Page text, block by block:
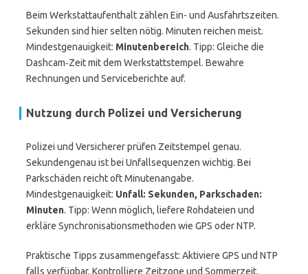
Beim Werkstattaufenthalt zählen Ein- und Ausfahrtszeiten.
Sekunden sind hier selten nötig. Minuten reichen meist.
Mindestgenauigkeit: Minutenbereich. Tipp: Gleiche die
Dashcam‑Zeit mit dem Werkstattstempel. Bewahre
Rechnungen und Serviceberichte auf.
Nutzung durch Polizei und Versicherung
Polizei und Versicherer prüfen Zeitstempel genau.
Sekundengenau ist bei Unfallsequenzen wichtig. Bei
Parkschäden reicht oft Minutenangabe.
Mindestgenauigkeit: Unfall: Sekunden, Parkschaden:
Minuten. Tipp: Wenn möglich, liefere Rohdateien und
erkläre Synchronisationsmethoden wie GPS oder NTP.
Praktische Tipps zusammengefasst: Aktiviere GPS und NTP
falls verfügbar. Kontrolliere Zeitzone und Sommerzeit.